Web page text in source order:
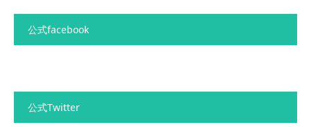
公式facebook
公式Twitter